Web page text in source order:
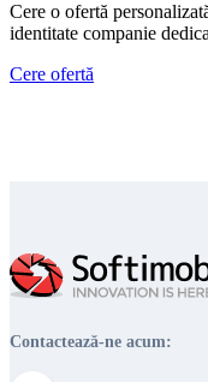
Cere o ofertă
identitate companie
Cere ofertă
Contactează-ne acum: